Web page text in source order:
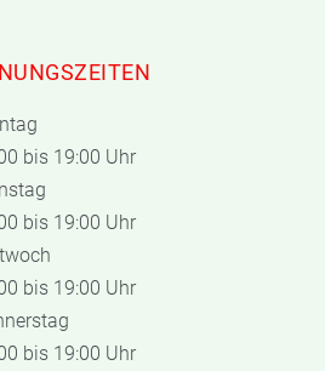
bis 19:00 Uhr
bis 19:00 Uhr
bis 19:00 Uhr
bis 19:00 Uhr